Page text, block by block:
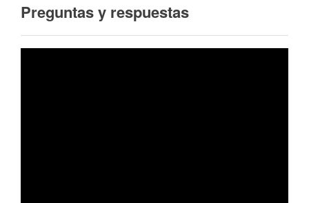
Preguntas y respuestas